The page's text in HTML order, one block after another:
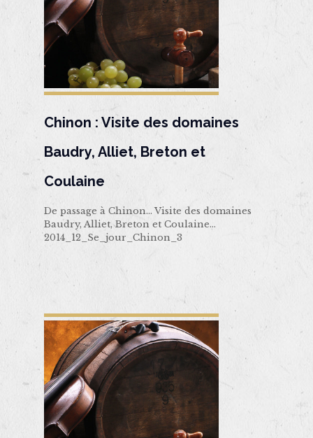
Chinon : Visite des domaines
Baudry, Alliet, Breton et
Coulaine
De passage à Chinon… Visite des domaines
Baudry, Alliet, Breton et Coulaine…
2014_12_Se_jour_Chinon_3